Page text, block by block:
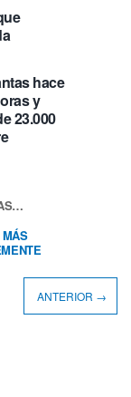
hace
y
23.000
ANTERIOR →